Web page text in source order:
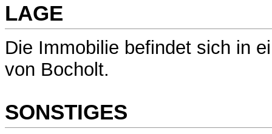
LAGE
Die Immobilie befindet sich in
von Bocholt.
SONSTIGES